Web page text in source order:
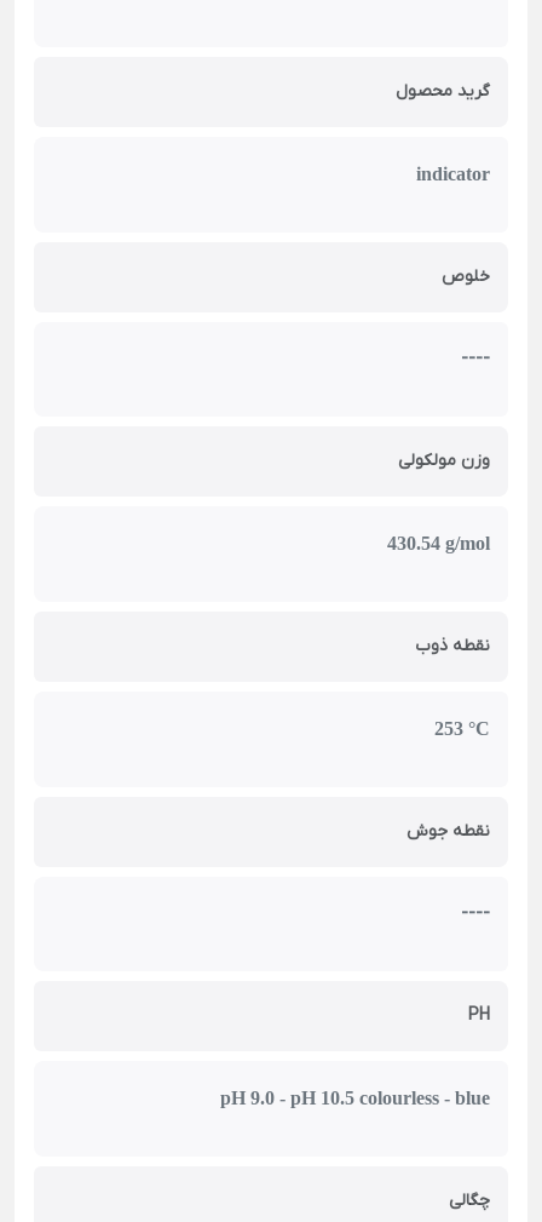
گرید محصول
indicator
خلوص
----
وزن مولکولی
430.54 g/mol
نقطه ذوب
253 °C
نقطه جوش
----
PH
pH 9.0 - pH 10.5 colourless - blue
چگالی